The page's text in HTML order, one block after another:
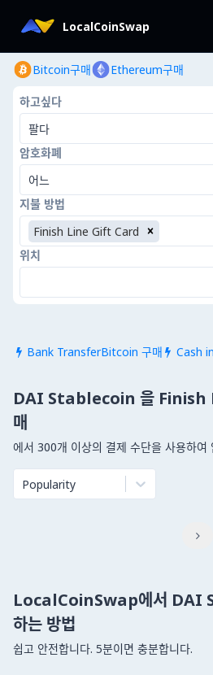
LocalCoinSwap
Bitcoin구매 Ethereum구매
하고싶다
팔다
암호화폐
어느
지불 방법
Finish Line Gift Card
위치
 Bank TransferBitcoin 구매  Cash
DAI Stablecoin 을
매
에서 300개 이상의 결제 수단을 사용하여
Popularity

LocalCoinSwap에서 DAI
하는 방법
쉽고 안전합니다. 5분이면 충분합니다.